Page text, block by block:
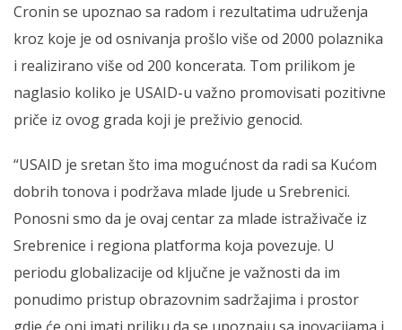
Cronin se upoznao sa radom i rezultatima udruženja
kroz koje je od osnivanja prošlo više od 2000 polaznika
i realizirano više od 200 koncerata. Tom prilikom je
naglasio koliko je USAID-u važno promovisati pozitivne
priče iz ovog grada koji je preživio genocid.
“USAID je sretan što ima mogućnost da radi sa Kućom
dobrih tonova i podržava mlade ljude u Srebrenici.
Ponosni smo da je ovaj centar za mlade istraživače iz
Srebrenice i regiona platforma koja povezuje. U
periodu globalizacije od ključne je važnosti da im
ponudimo pristup obrazovnim sadržajima i prostor
gdje će oni imati priliku da se upoznaju sa inovacijama i